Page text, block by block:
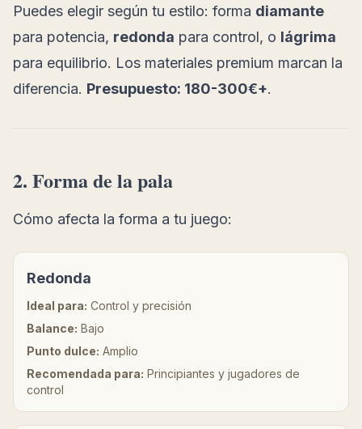
Puedes elegir según tu estilo: forma diamante
para potencia, redonda para control, o lágrima
para equilibrio. Los materiales premium marcan la
diferencia. Presupuesto: 180-300€+.
2. Forma de la pala
Cómo afecta la forma a tu juego:
Redonda
Ideal para: Control y precisión
Balance: Bajo
Punto dulce: Amplio
Recomendada para: Principiantes y jugadores de
control